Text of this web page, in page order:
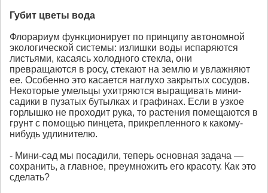
Губит цветы вода
Флорариум функционирует по принципу автономной
экологической системы: излишки воды испаряются
листьями, касаясь холодного стекла, они
превращаются в росу, стекают на землю и увлажняют
ее. Особенно это касается наглухо закрытых сосудов.
Некоторые умельцы ухитряются выращивать мини-
садики в пузатых бутылках и графинах. Если в узкое
горлышко не проходит рука, то растения помещаются в
грунт с помощью пинцета, прикрепленного к какому-
нибудь удлинителю.
- Мини-сад мы посадили, теперь основная задача —
сохранить, а главное, преумножить его красоту. Как это
сделать?